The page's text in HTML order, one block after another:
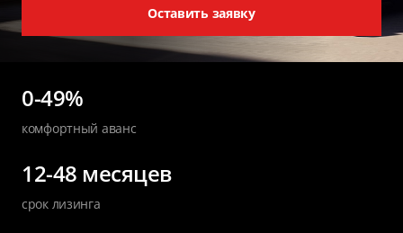
Оставить заявку
0-49%
комфортный аванс
12-48 месяцев
срок лизинга